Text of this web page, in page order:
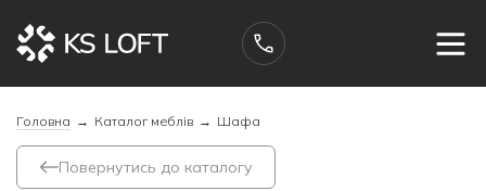
Головна → Каталог меблів → Шафа
Повернутись до каталогу